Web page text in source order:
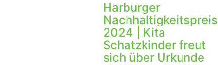
Harburger
Nachhaltigkeitspreis
2024 | Kita
Schatzkinder freut
sich über Urkunde